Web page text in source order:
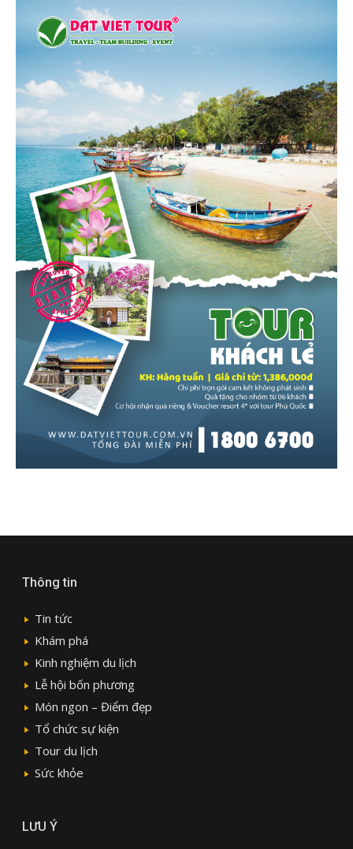
Thông tin
Tin tức
Khám phá
Kinh nghiệm du lịch
Lễ hội bốn phương
Món ngon – Điểm đẹp
Tổ chức sự kiện
Tour du lịch
Sức khỏe
LƯU Ý